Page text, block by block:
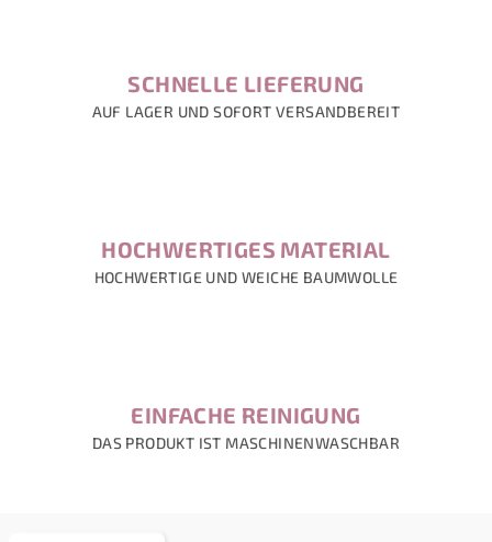
SCHNELLE LIEFERUNG
AUF LAGER UND SOFORT VERSANDBEREIT
HOCHWERTIGES MATERIAL
HOCHWERTIGE UND WEICHE BAUMWOLLE
EINFACHE REINIGUNG
DAS PRODUKT IST MASCHINENWASCHBAR